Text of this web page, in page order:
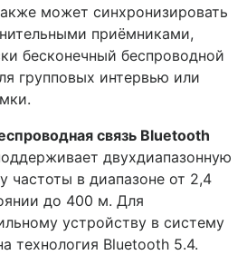
может синхронизировать
приёмниками,
бесконечный беспроводной
групповых интервью или
связь Bluetooth
двухдиапазонную
частоты в диапазоне от 2,4
до 400 м. Для
устройству в систему
технология Bluetooth 5.4.